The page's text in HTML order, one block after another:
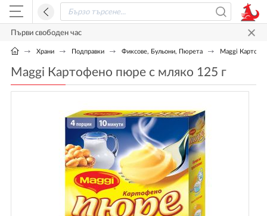
Първи свободен час
Храни Подправки Фиксове, Бульони, Пюрета Maggi
Maggi Картофено пюре с мляко 125 г